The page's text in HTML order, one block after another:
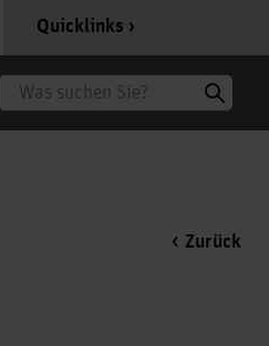
Quicklinks
Suche
Zurück